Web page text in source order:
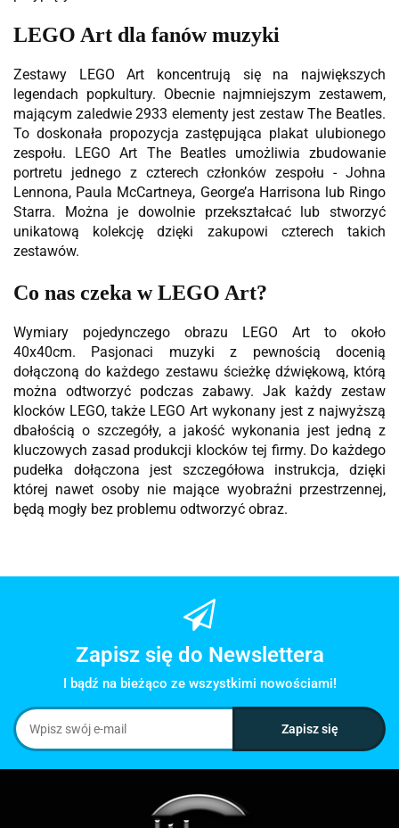
LEGO Art dla fanów muzyki
Zestawy LEGO Art koncentrują się na największych
legendach popkultury. Obecnie najmniejszym zestawem,
mającym zaledwie 2933 elementy jest zestaw The Beatles.
To doskonała propozycja zastępująca plakat ulubionego
zespołu. LEGO Art The Beatles umożliwia zbudowanie
portretu jednego z czterech członków zespołu - Johna
Lennona, Paula McCartneya, George’a Harrisona lub Ringo
Starra. Można je dowolnie przekształcać lub stworzyć
unikatową kolekcję dzięki zakupowi czterech takich
zestawów.
Co nas czeka w LEGO Art?
Wymiary pojedynczego obrazu LEGO Art to około
40x40cm. Pasjonaci muzyki z pewnością docenią
dołączoną do każdego zestawu ścieżkę dźwiękową, którą
można odtworzyć podczas zabawy. Jak każdy zestaw
klocków LEGO, także LEGO Art wykonany jest z najwyższą
dbałością o szczegóły, a jakość wykonania jest jedną z
kluczowych zasad produkcji klocków tej firmy. Do każdego
pudełka dołączona jest szczegółowa instrukcja, dzięki
której nawet osoby nie mające wyobraźni przestrzennej,
będą mogły bez problemu odtworzyć obraz.
Zapisz się do Newslettera
I bądź na bieżąco ze wszystkimi nowościami!